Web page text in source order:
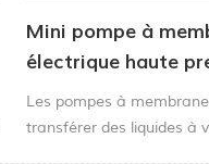
Mini pompe à
électrique haute
débit
Les pompes à
transférer des liquides à